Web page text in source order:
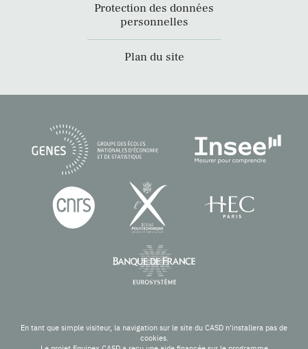
Protection des données
personnelles
Plan du site
En tant que simple visiteur, la navigation sur le site du CASD n'installera pas de
cookies.